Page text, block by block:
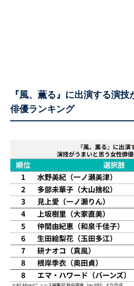
『風、薫る』に出演する演
俳優ランキング